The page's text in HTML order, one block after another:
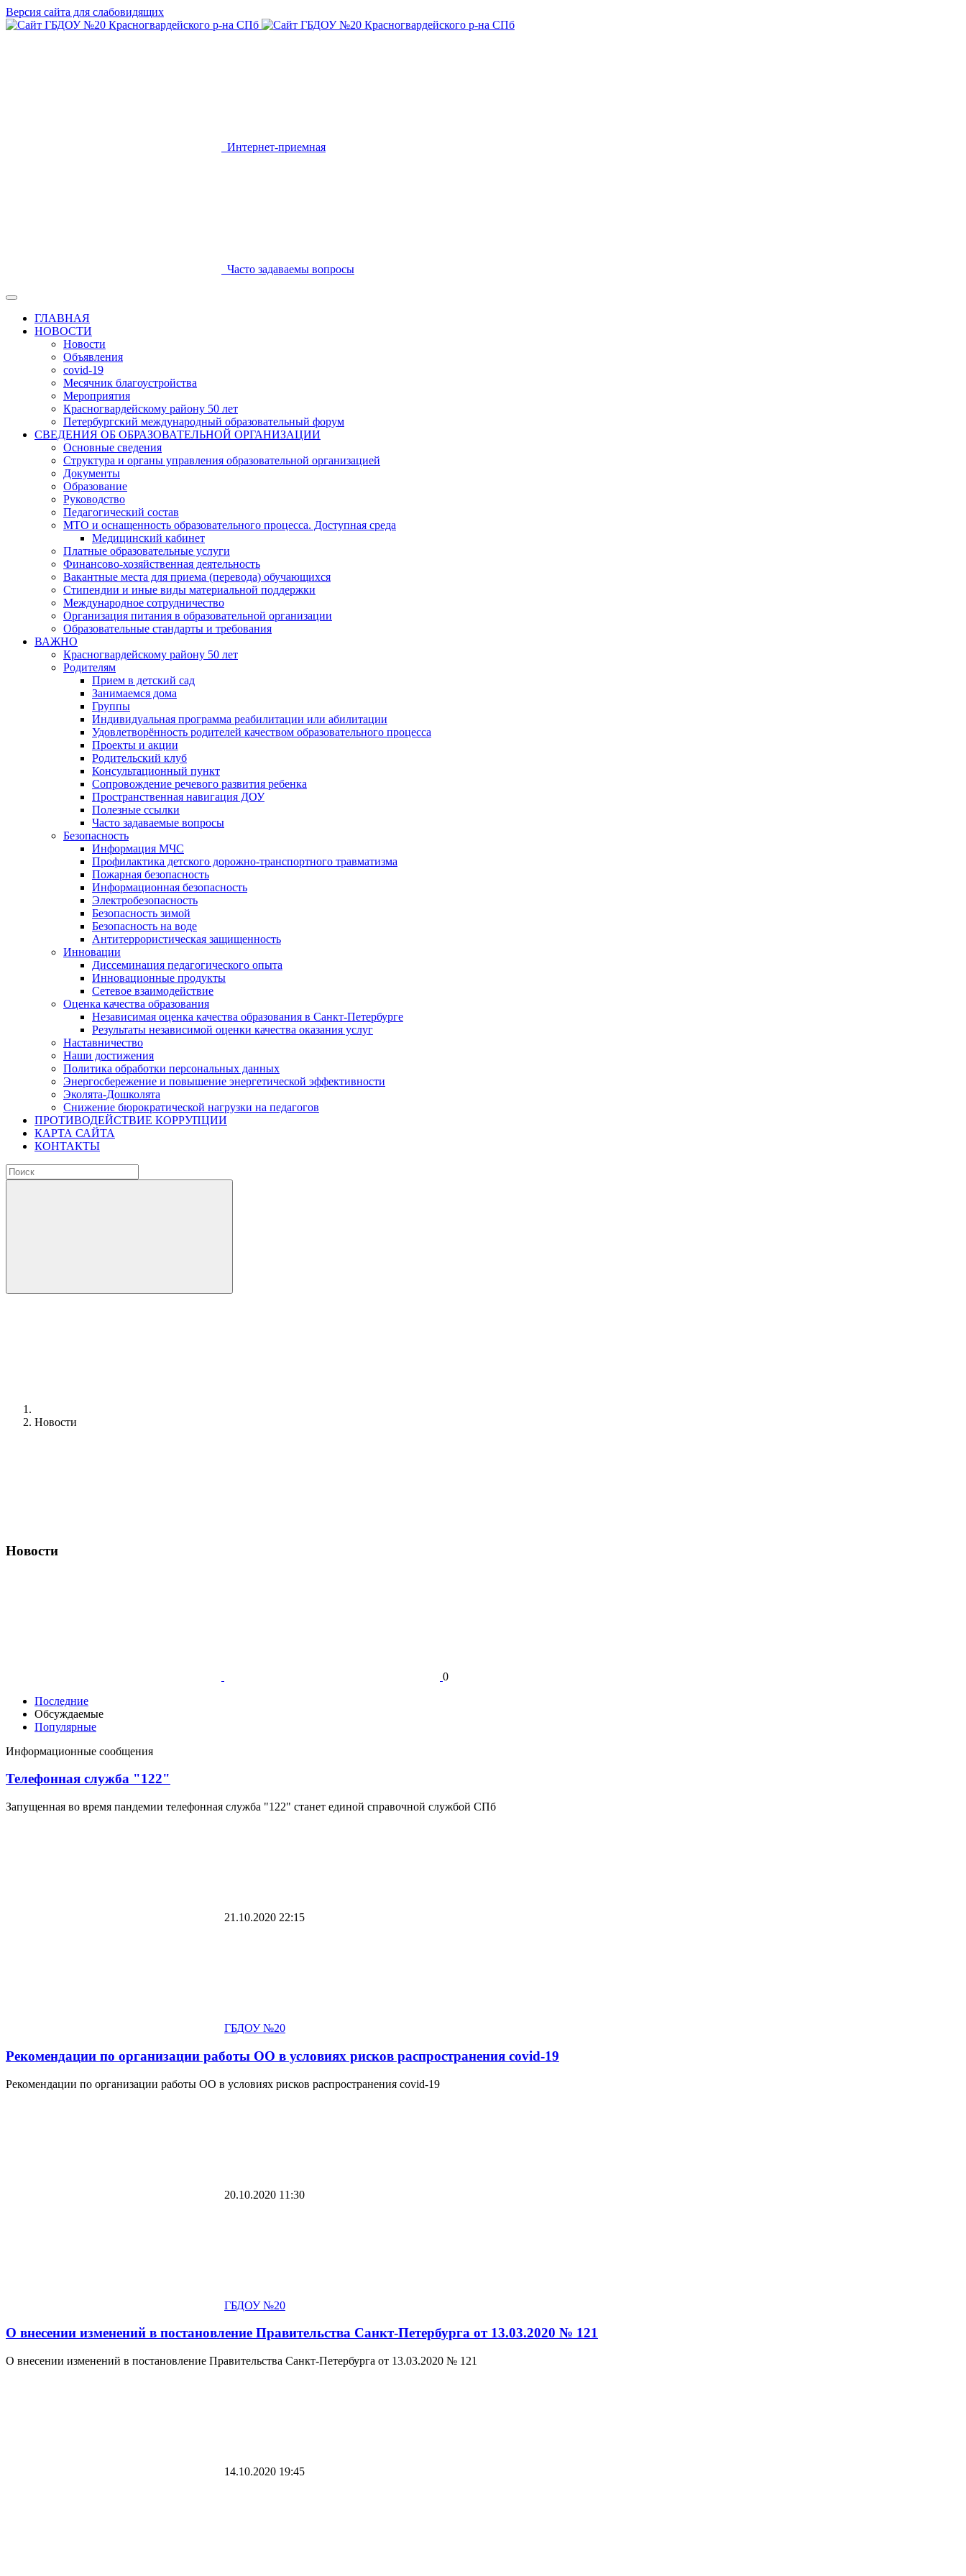
Версия сайта для слабовидящих
Интернет-приемная
Часто задаваемы вопросы
ГЛАВНАЯ
НОВОСТИ
Новости
Объявления
covid-19
Месячник благоустройства
Мероприятия
Красногвардейскому району 50 лет
Петербургский международный образовательный форум
СВЕДЕНИЯ ОБ ОБРАЗОВАТЕЛЬНОЙ ОРГАНИЗАЦИИ
Основные сведения
Структура и органы управления образовательной организацией
Документы
Образование
Руководство
Педагогический состав
МТО и оснащенность образовательного процесса. Доступная среда
Медицинский кабинет
Платные образовательные услуги
Финансово-хозяйственная деятельность
Вакантные места для приема (перевода) обучающихся
Стипендии и иные виды материальной поддержки
Международное сотрудничество
Организация питания в образовательной организации
Образовательные стандарты и требования
ВАЖНО
Красногвардейскому району 50 лет
Родителям
Прием в детский сад
Занимаемся дома
Группы
Индивидуальная программа реабилитации или абилитации
Удовлетворённость родителей качеством образовательного процесса
Проекты и акции
Родительский клуб
Консультационный пункт
Сопровождение речевого развития ребенка
Пространственная навигация ДОУ
Полезные ссылки
Часто задаваемые вопросы
Безопасность
Информация МЧС
Профилактика детского дорожно-транспортного травматизма
Пожарная безопасность
Информационная безопасность
Электробезопасность
Безопасность зимой
Безопасность на воде
Антитеррористическая защищенность
Инновации
Диссеминация педагогического опыта
Инновационные продукты
Сетевое взаимодействие
Оценка качества образования
Независимая оценка качества образования в Санкт-Петербурге
Результаты независимой оценки качества оказания услуг
Наставничество
Наши достижения
Политика обработки персональных данных
Энергосбережение и повышение энергетической эффективности
Эколята-Дошколята
Снижение бюрократической нагрузки на педагогов
ПРОТИВОДЕЙСТВИЕ КОРРУПЦИИ
КАРТА САЙТА
КОНТАКТЫ
Новости
Новости
0
Последние
Обсуждаемые
Популярные
Информационные сообщения
Телефонная служба "122"
Запущенная во время пандемии телефонная служба "122" станет единой справочной службой СПб
21.10.2020 22:15
ГБДОУ №20
Рекомендации по организации работы ОО в условиях рисков распространения covid-19
Рекомендации по организации работы ОО в условиях рисков распространения covid-19
20.10.2020 11:30
ГБДОУ №20
О внесении изменений в постановление Правительства Санкт-Петербурга от 13.03.2020 № 121
О внесении изменений в постановление Правительства Санкт-Петербурга от 13.03.2020 № 121
14.10.2020 19:45